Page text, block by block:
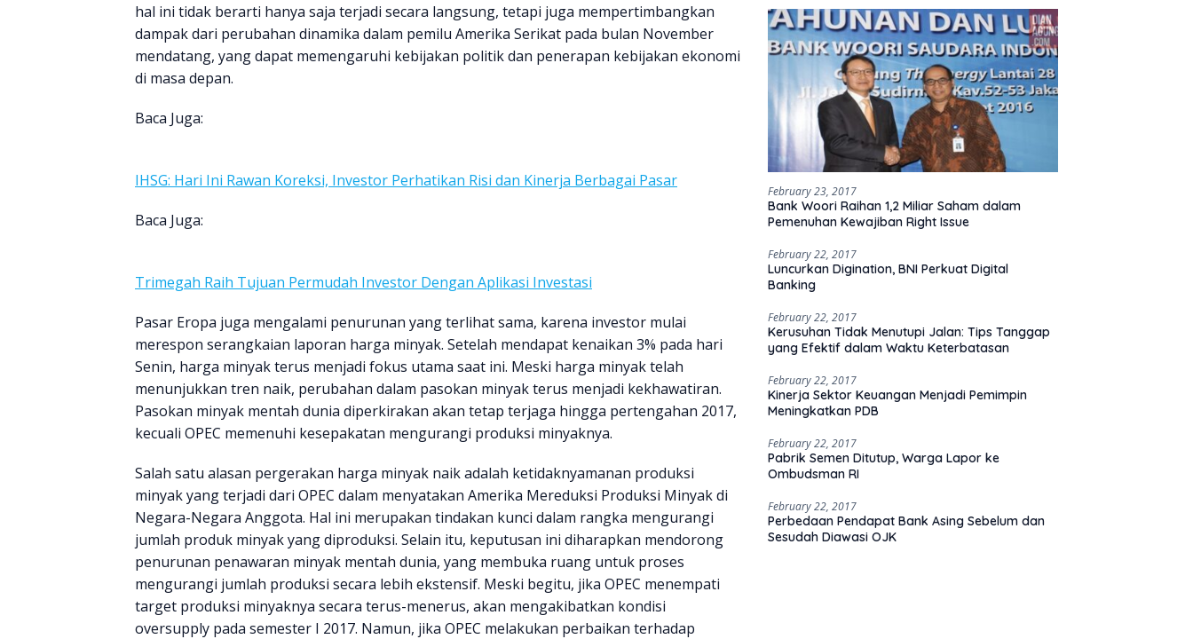
hal ini tidak berarti hanya saja terjadi secara langsung, tetapi juga mempertimbangkan
dampak dari perubahan dinamika dalam pemilu Amerika Serikat pada bulan November
mendatang, yang dapat memengaruhi kebijakan politik dan penerapan kebijakan ekonomi
di masa depan.
Baca Juga:
IHSG: Hari Ini Rawan Koreksi, Investor Perhatikan Risi dan Kinerja Berbagai Pasar
Baca Juga:
Trimegah Raih Tujuan Permudah Investor Dengan Aplikasi Investasi
Pasar Eropa juga mengalami penurunan yang terlihat sama, karena investor mulai
merespon serangkaian laporan harga minyak. Setelah mendapat kenaikan 3% pada hari
Senin, harga minyak terus menjadi fokus utama saat ini. Meski harga minyak telah
menunjukkan tren naik, perubahan dalam pasokan minyak terus menjadi kekhawatiran.
Pasokan minyak mentah dunia diperkirakan akan tetap terjaga hingga pertengahan 2017,
kecuali OPEC memenuhi kesepakatan mengurangi produksi minyaknya.
Salah satu alasan pergerakan harga minyak naik adalah ketidaknyamanan produksi
minyak yang terjadi dari OPEC dalam menyatakan Amerika Mereduksi Produksi Minyak di
Negara-Negara Anggota. Hal ini merupakan tindakan kunci dalam rangka mengurangi
jumlah produk minyak yang diproduksi. Selain itu, keputusan ini diharapkan mendorong
penurunan penawaran minyak mentah dunia, yang membuka ruang untuk proses
mengurangi jumlah produksi secara lebih ekstensif. Meski begitu, jika OPEC menempati
target produksi minyaknya secara terus-menerus, akan mengakibatkan kondisi
oversupply pada semester I 2017. Namun, jika OPEC melakukan perbaikan terhadap
February 23, 2017
Bank Woori Raihan 1,2 Miliar Saham dalam
Pemenuhan Kewajiban Right Issue
February 22, 2017
Luncurkan Digination, BNI Perkuat Digital
Banking
February 22, 2017
Kerusuhan Tidak Menutupi Jalan: Tips Tanggap
yang Efektif dalam Waktu Keterbatasan
February 22, 2017
Kinerja Sektor Keuangan Menjadi Pemimpin
Meningkatkan PDB
February 22, 2017
Pabrik Semen Ditutup, Warga Lapor ke
Ombudsman RI
February 22, 2017
Perbedaan Pendapat Bank Asing Sebelum dan
Sesudah Diawasi OJK